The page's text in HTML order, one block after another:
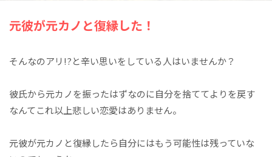
元彼が元カノと復縁した！
そんなのアリ!?と辛い思いをしている人はいませんか？
彼氏から元カノを振ったはずなのに自分を捨ててよりを戻す
なんてこれ以上悲しい恋愛はありません。
元彼が元カノと復縁したら自分にはもう可能性は残っていな